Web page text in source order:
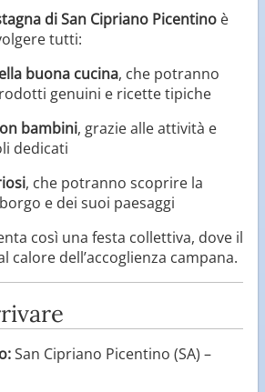
di San Cipriano Picentino è
tutti:
buona cucina, che potranno
genuini e ricette tipiche
bambini, grazie alle attività e
dedicati
, che potranno scoprire la
e dei suoi paesaggi
così una festa collettiva, dove il
calore dell’accoglienza campana.
San Cipriano Picentino (SA) –